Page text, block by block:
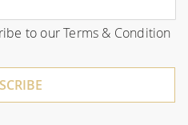
to ourTerms & Condition